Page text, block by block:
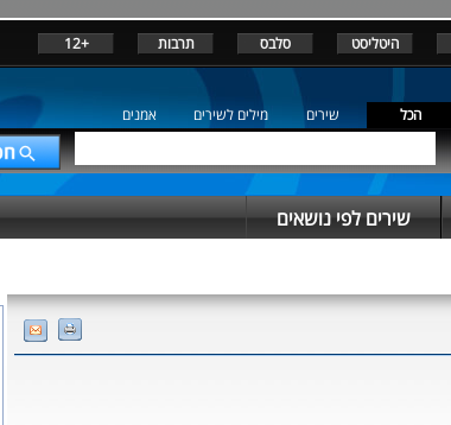
היטליסט סלבס תרבות +12
הכל שירים מילים לשירים אמנים
שירים לפי נושאים